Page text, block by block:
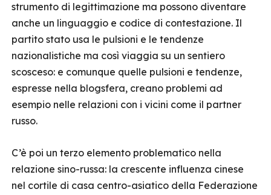
strumento di legittimazione ma possono diventare
anche un linguaggio e codice di contestazione. Il
partito stato usa le pulsioni e le tendenze
nazionalistiche ma così viaggia su un sentiero
scosceso: e comunque quelle pulsioni e tendenze,
espresse nella blogsfera, creano problemi ad
esempio nelle relazioni con i vicini come il partner
russo.
C’è poi un terzo elemento problematico nella
relazione sino-russa: la crescente influenza cinese
nel cortile di casa centro-asiatico della Federazione